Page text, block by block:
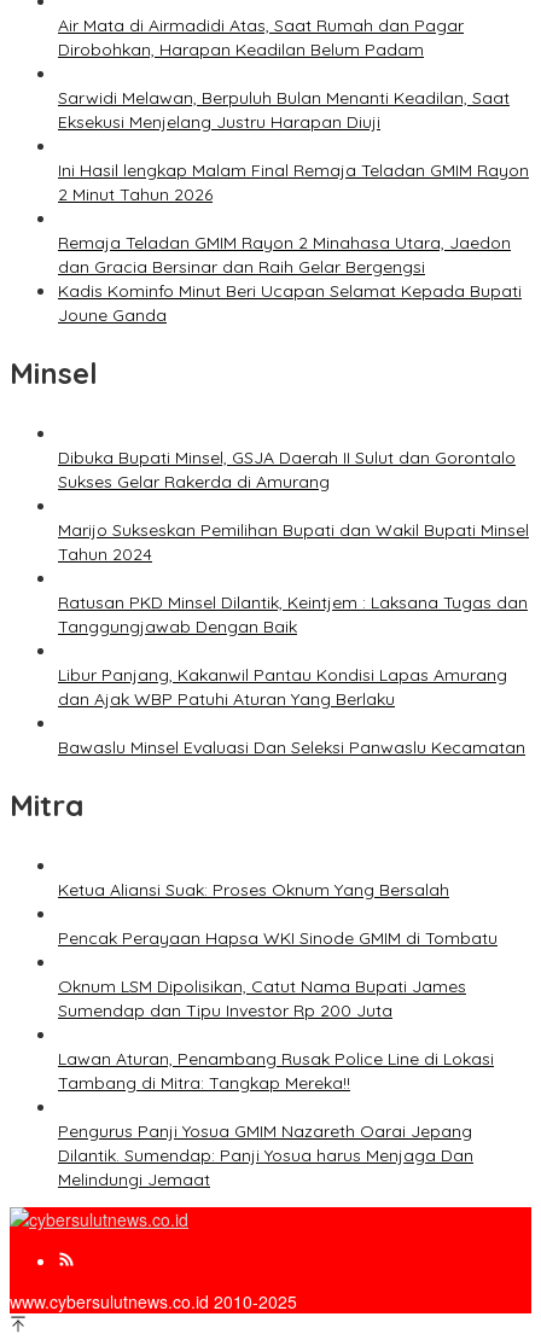
Air Mata di Airmadidi Atas, Saat Rumah dan Pagar
Dirobohkan, Harapan Keadilan Belum Padam
Sarwidi Melawan, Berpuluh Bulan Menanti Keadilan, Saat
Eksekusi Menjelang Justru Harapan Diuji
Ini Hasil lengkap Malam Final Remaja Teladan GMIM Rayon
2 Minut Tahun 2026
Remaja Teladan GMIM Rayon 2 Minahasa Utara, Jaedon
dan Gracia Bersinar dan Raih Gelar Bergengsi
Kadis Kominfo Minut Beri Ucapan Selamat Kepada Bupati
Joune Ganda
Minsel
Dibuka Bupati Minsel, GSJA Daerah II Sulut dan Gorontalo
Sukses Gelar Rakerda di Amurang
Marijo Sukseskan Pemilihan Bupati dan Wakil Bupati Minsel
Tahun 2024
Ratusan PKD Minsel Dilantik, Keintjem : Laksana Tugas dan
Tanggungjawab Dengan Baik
Libur Panjang, Kakanwil Pantau Kondisi Lapas Amurang
dan Ajak WBP Patuhi Aturan Yang Berlaku
Bawaslu Minsel Evaluasi Dan Seleksi Panwaslu Kecamatan
Mitra
Ketua Aliansi Suak: Proses Oknum Yang Bersalah
Pencak Perayaan Hapsa WKI Sinode GMIM di Tombatu
Oknum LSM Dipolisikan, Catut Nama Bupati James
Sumendap dan Tipu Investor Rp 200 Juta
Lawan Aturan, Penambang Rusak Police Line di Lokasi
Tambang di Mitra: Tangkap Mereka!!
Pengurus Panji Yosua GMIM Nazareth Oarai Jepang
Dilantik. Sumendap: Panji Yosua harus Menjaga Dan
Melindungi Jemaat
www.cybersulutnews.co.id 2010-2025